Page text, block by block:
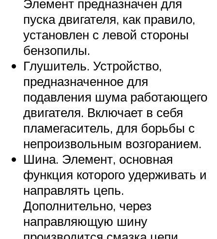
Элемент предназначен для
пуска двигателя, как правило,
установлен с левой стороны
бензопилы.
Глушитель. Устройство,
предназначенное для
подавления шума работающего
двигателя. Включает в себя
пламегаситель, для борьбы с
непроизвольным возгоранием.
Шина. Элемент, основная
функция которого удерживать и
направлять цепь.
Дополнительно, через
направляющую шину